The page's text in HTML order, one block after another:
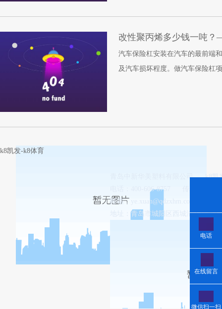
改性聚丙烯多少钱一吨
汽车保险杠安装在汽车的最前端
及汽车损坏程度。做汽车保险杠
k8凯发-k8体育
青岛中新华美塑料有限公司
k8凯
电话：400-606-8757
邮箱：
ye.xuan@qdzxhm.com.cn
地址：青岛市城阳区西城汇工业园8-
电话
在线留言
微信扫一扫